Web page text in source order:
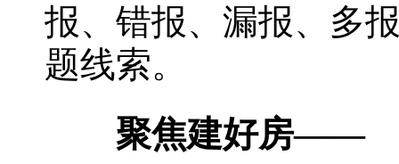
报、错报、漏报、多
题线索。
聚焦建好房——